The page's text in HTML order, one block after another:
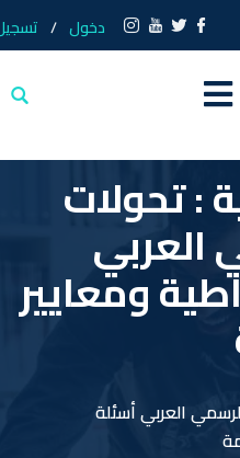
دخول تسجيل
: تحولات
العربي
ومعايير
العربي أسئلة